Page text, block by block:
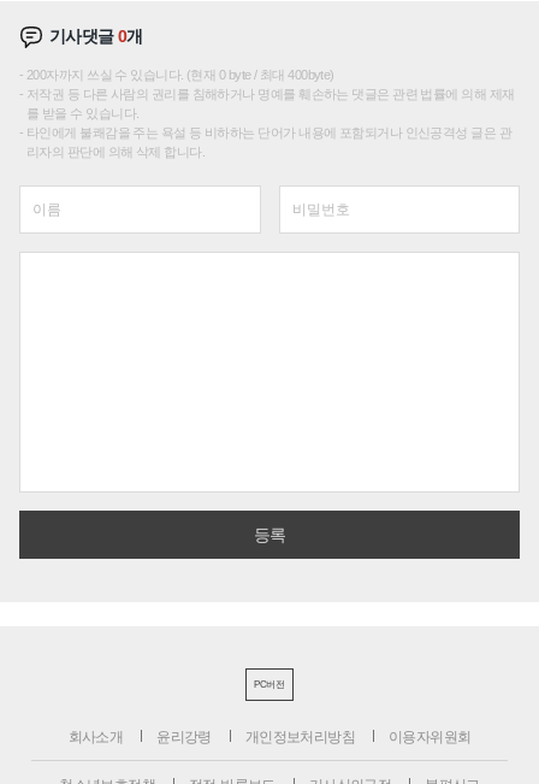
기사댓글0개
200자까지 쓰실 수 있습니다. (현재 0 byte / 최대 400byte)
저작권 등 다른 사람의 권리를 침해하거나 명예를 훼손하는 댓글은 관련 법률에 의해 제재
를 받을 수 있습니다.
타인에게 불쾌감을 주는 욕설 등 비하하는 단어가 내용에 포함되거나 인신공격성 글은 관
리자의 판단에 의해 삭제 합니다.
PC버전
회사소개 윤리강령 개인정보처리방침 이용자위원회